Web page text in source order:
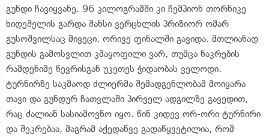
გუნდი ჩავიყვანე. 96 კილოგრამში კი ჩემპიონ თორნიკე
ხიდეშელის გარდა შანსი ვერცხლის პრიზიორ ომარ
გუსოშვილსაც მივეცი. ორივე ფინალში გავიდა. მთლიანად
გუნდის გამოსვლით კმაყოფილი ვარ, თუმცა ნაკრების
რამდენიმე წევრისგან უკეთეს ჭიდაობას ველოდი.
ტურნირზე საკმაოდ ძლიერმა შემადგენლობამ მოიყარა
თავი და გუნდურ ჩათვლაში პირველ ადგილზე გავედით,
რაც ძალიან სასიამოვნო იყო. წინ კიდევ ორ-ორი ტურნირი
და შეკრებაა, მაგრამ აქედანვე გადაწყვეტილია, რომ